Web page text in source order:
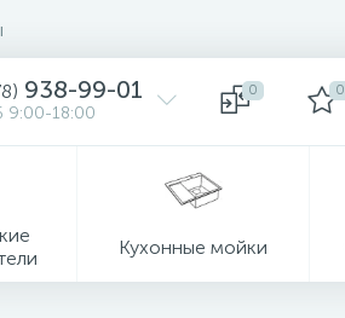
938-99-01
18:00
0 0
Кухонные мойки